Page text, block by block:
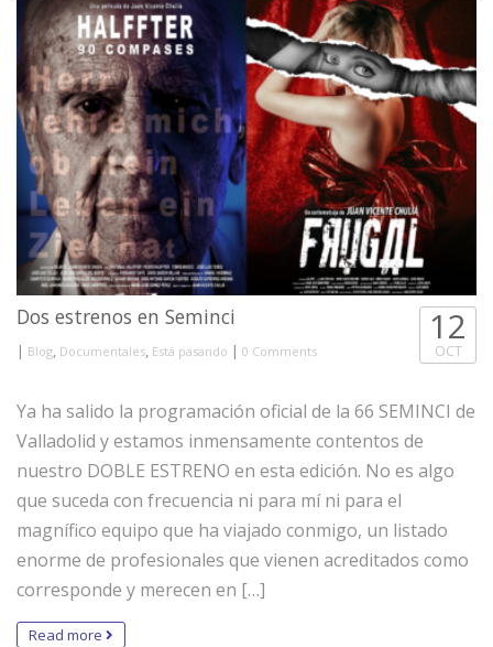
Dos estrenos en Seminci
| Blog, Documentales, Está pasando | 0 Comments
12
OCT
Ya ha salido la programación oficial de la 66 SEMINCI de
Valladolid y estamos inmensamente contentos de
nuestro DOBLE ESTRENO en esta edición. No es algo
que suceda con frecuencia ni para mí ni para el
magnífico equipo que ha viajado conmigo, un listado
enorme de profesionales que vienen acreditados como
corresponde y merecen en […]
Read more